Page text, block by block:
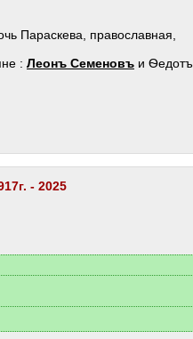
Параскева, православная,
: Леонъ Семеновъ и Ѳедотъ
- 2025